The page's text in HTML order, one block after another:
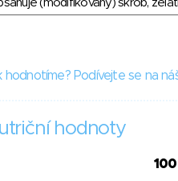
(modifikovaný) škrob,
hodnotíme? Podívejte se na
hodnoty